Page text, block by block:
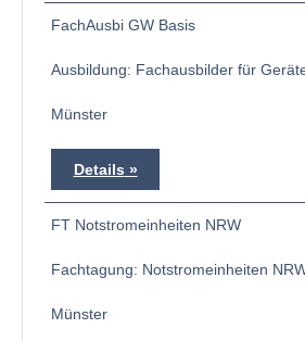
FachAusbi GW Basis
Ausbildung: Fachausbilder für
Münster
Details
FT Notstromeinheiten NRW
Fachtagung: Notstromeinheiten
Münster